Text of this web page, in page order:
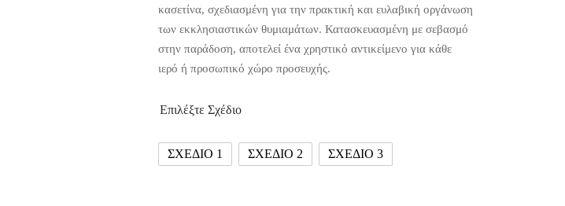
κασετίνα, σχεδιασμένη για την πρακτική και ευλαβική οργάνωση
των εκκλησιαστικών θυμιαμάτων. Κατασκευασμένη με σεβασμό
στην παράδοση, αποτελεί ένα χρηστικό αντικείμενο για κάθε
ιερό ή προσωπικό χώρο προσευχής.
Επιλέξτε Σχέδιο
ΣΧΕΔΙΟ 1 ΣΧΕΔΙΟ 2 ΣΧΕΔΙΟ 3